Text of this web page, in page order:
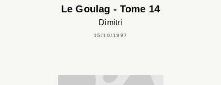
Le Goulag - Tome 14
Dimitri
15/10/1997